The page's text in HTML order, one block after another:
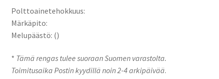
Polttoainetehokkuus:
Märkäpito:
Melupäästö: ()
* Tämä rengas tulee suoraan Suomen varastolta.
Toimitusaika Postin kyydillä noin 2-4 arkipäivää.